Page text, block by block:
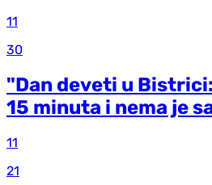
11
30
"Dan deveti u
15 minuta i nema je
11
21